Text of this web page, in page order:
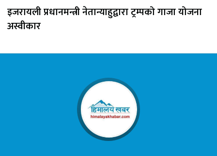
इजरायली प्रधानमन्त्री नेतान्याहुद्वारा ट्रम्पको गाजा योजना
अस्वीकार